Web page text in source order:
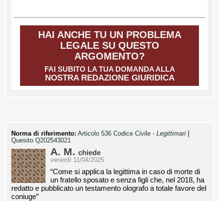
HAI ANCHE TU UN PROBLEMA
LEGALE SU QUESTO
ARGOMENTO?
FAI SUBITO LA TUA DOMANDA ALLA
NOSTRA REDAZIONE GIURIDICA
Norma di riferimento: Articolo 536 Codice Civile - Legittimari
Quesito Q202543021
A. M. chiede
venerdì 11/04/2025
“Come si applica la legittima in caso di morte di
un fratello sposato e senza figli che, nel 2018, ha
redatto e pubblicato un testamento olografo a totale favore del
coniuge”